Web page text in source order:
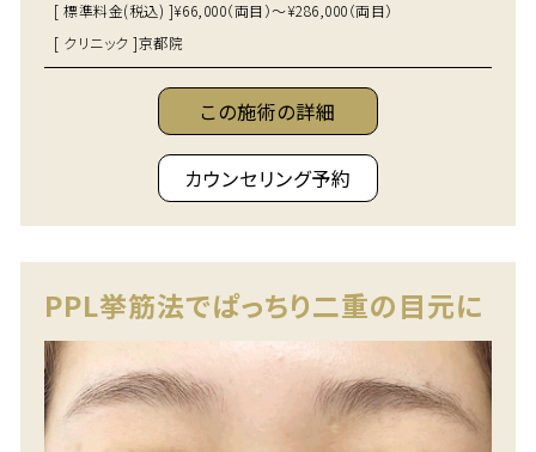
[ 標準料金(税込) ]¥66,000（両目）～¥286,000（両目）
[ クリニック ]京都院
この施術の詳細
カウンセリング予約
PPL挙筋法でぱっちり二重の目元に